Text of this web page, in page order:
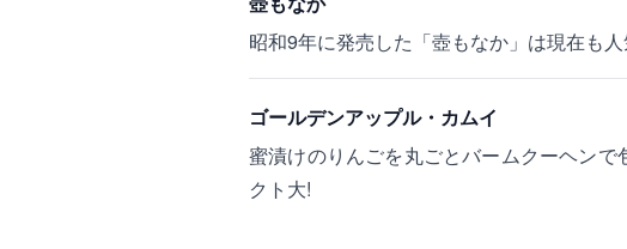
昭和9年に発売した「壺もなか」は現在も人
ゴールデンアップル・カムイ
蜜漬けのりんごを丸ごとバームクーヘン
クト大!